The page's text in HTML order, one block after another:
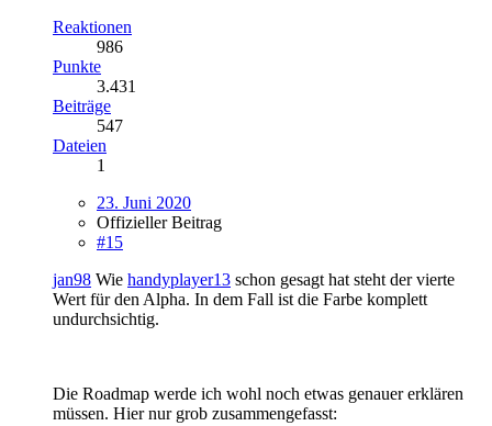
Reaktionen
986
Punkte
3.431
Beiträge
547
Dateien
1
23. Juni 2020
Offizieller Beitrag
#15
jan98 Wie handyplayer13 schon gesagt hat steht der vierte
Wert für den Alpha. In dem Fall ist die Farbe komplett
undurchsichtig.
Die Roadmap werde ich wohl noch etwas genauer erklären
müssen. Hier nur grob zusammengefasst: